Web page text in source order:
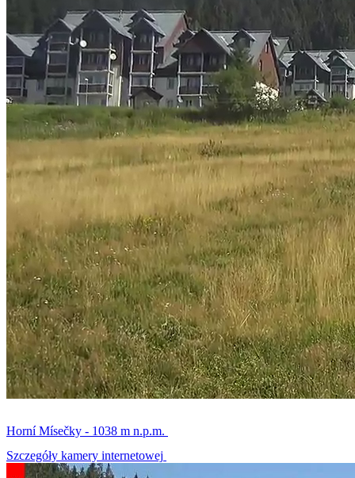
Horní Mísečky - 1038 m n.p.m.
Szczegóły kamery internetowej